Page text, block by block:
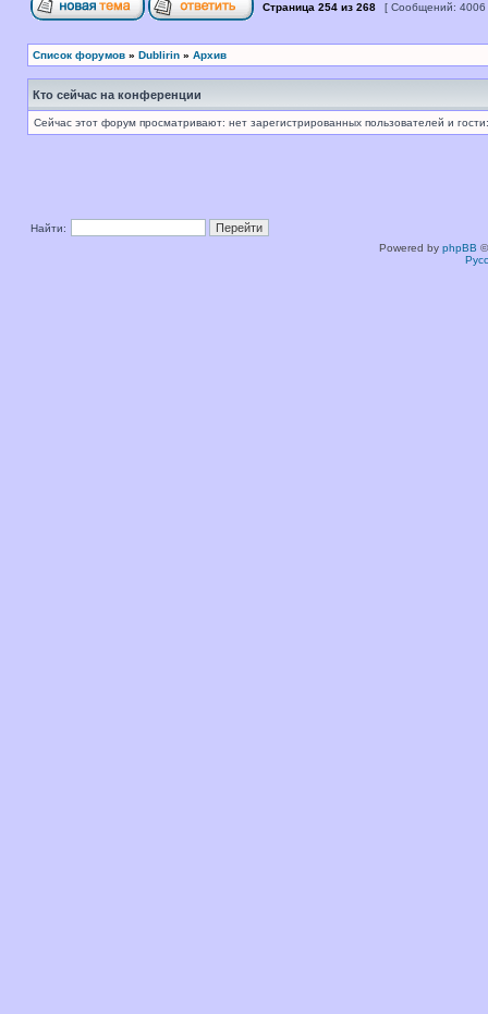
Страница 254 из 268 [ Сообщений:
Список форумов » Dublirin » Архив
Кто сейчас на конференции
Сейчас этот форум просматривают: нет зарегистрированных пользователей и
Найти:
Powered by phpBB